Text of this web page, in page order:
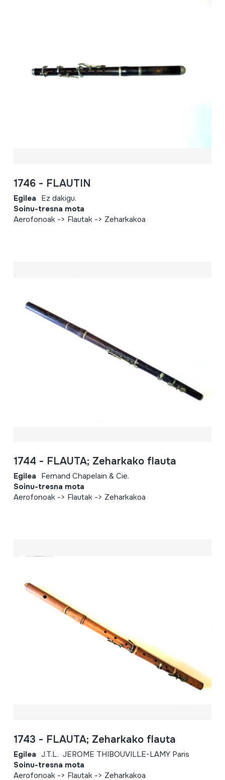
1746 - FLAUTIN
Egilea Ez dakigu.
Soinu-tresna mota
Aerofonoak -> Flautak -> Zeharkakoa
1744 - FLAUTA; Zeharkako flauta
Egilea Fernand Chapelain & Cie.
Soinu-tresna mota
Aerofonoak -> Flautak -> Zeharkakoa
1743 - FLAUTA; Zeharkako flauta
Egilea J.T.L. JEROME THIBOUVILLE-LAMY Paris
Soinu-tresna mota
Aerofonoak -> Flautak -> Zeharkakoa